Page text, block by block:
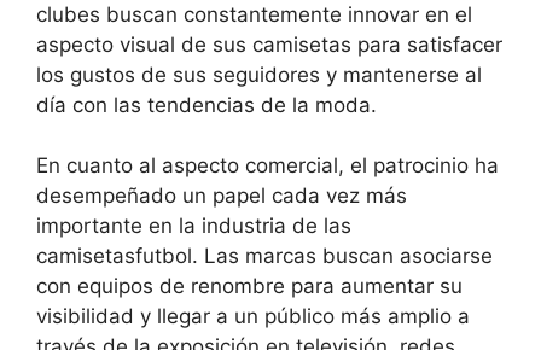
clubes buscan constantemente innovar en el
aspecto visual de sus camisetas para satisfacer
los gustos de sus seguidores y mantenerse al
día con las tendencias de la moda.
En cuanto al aspecto comercial, el patrocinio ha
desempeñado un papel cada vez más
importante en la industria de las
camisetasfutbol. Las marcas buscan asociarse
con equipos de renombre para aumentar su
visibilidad y llegar a un público más amplio a